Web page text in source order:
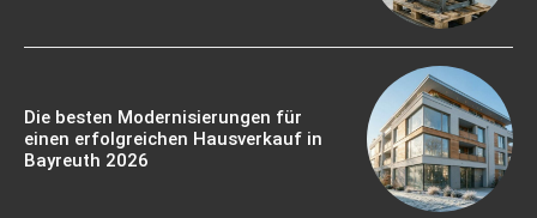
Die besten Modernisierungen für
einen erfolgreichen Hausverkauf in
Bayreuth 2026